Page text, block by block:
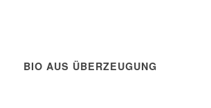
BIO AUS ÜBERZEUGUNG